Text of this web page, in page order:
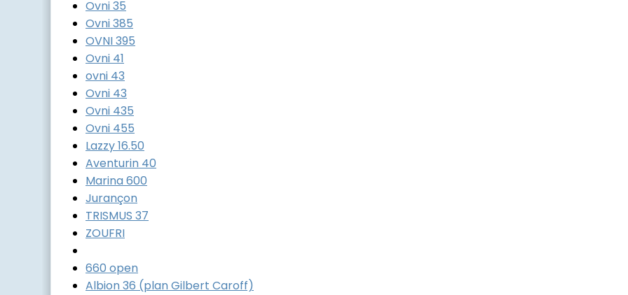
Ovni 35
Ovni 385
OVNI 395
Ovni 41
ovni 43
Ovni 43
Ovni 435
Ovni 455
Lazzy 16.50
Aventurin 40
Marina 600
Jurançon
TRISMUS 37
ZOUFRI
660 open
Albion 36 (plan Gilbert Caroff)